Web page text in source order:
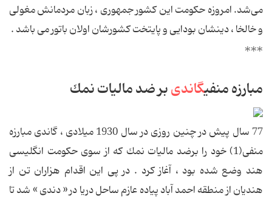
می‌‌شد. امروزه حکومت این کشور جمهوری ، زبان مردمانش مغولی
و خالخا ، دینشان بودایی و پایتخت کشورشان اولان باتور می باشد .
***
مبارزه منفیگاندیبر ضد مالیات نمك
77 سال پیش در چنین روزی در سال 1930 میلادی ، گاندی مبارزه
منفی(1) خود را برضد مالیات نمك كه از سوی حكومت انگلیسی
هند وضع شده بود ، آغاز كرد . در پی این اقدام هزاران تن از
هندیان از منطقه احمد آباد پیاده عازم ساحل دریا در « دندی » شد تا